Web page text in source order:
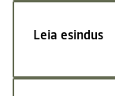
Leia esindus